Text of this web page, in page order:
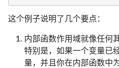
这个例子说明了几个要点：
内部函数作用域就像任何
特别是，如果一个变量已
量，并且你在内部函数中